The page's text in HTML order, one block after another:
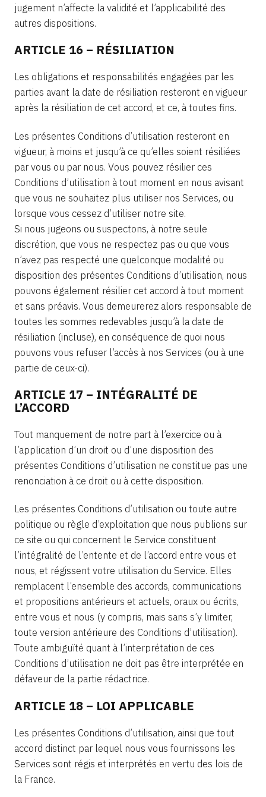
jugement n’affecte la validité et l’applicabilité des
autres dispositions.
ARTICLE 16 – RÉSILIATION
Les obligations et responsabilités engagées par les
parties avant la date de résiliation resteront en vigueur
après la résiliation de cet accord, et ce, à toutes fins.
Les présentes Conditions d’utilisation resteront en
vigueur, à moins et jusqu’à ce qu’elles soient résiliées
par vous ou par nous. Vous pouvez résilier ces
Conditions d’utilisation à tout moment en nous avisant
que vous ne souhaitez plus utiliser nos Services, ou
lorsque vous cessez d’utiliser notre site.
Si nous jugeons ou suspectons, à notre seule
discrétion, que vous ne respectez pas ou que vous
n’avez pas respecté une quelconque modalité ou
disposition des présentes Conditions d’utilisation, nous
pouvons également résilier cet accord à tout moment
et sans préavis. Vous demeurerez alors responsable de
toutes les sommes redevables jusqu’à la date de
résiliation (incluse), en conséquence de quoi nous
pouvons vous refuser l’accès à nos Services (ou à une
partie de ceux-ci).
ARTICLE 17 – INTÉGRALITÉ DE
L’ACCORD
Tout manquement de notre part à l’exercice ou à
l’application d’un droit ou d’une disposition des
présentes Conditions d’utilisation ne constitue pas une
renonciation à ce droit ou à cette disposition.
Les présentes Conditions d’utilisation ou toute autre
politique ou règle d’exploitation que nous publions sur
ce site ou qui concernent le Service constituent
l’intégralité de l’entente et de l’accord entre vous et
nous, et régissent votre utilisation du Service. Elles
remplacent l’ensemble des accords, communications
et propositions antérieurs et actuels, oraux ou écrits,
entre vous et nous (y compris, mais sans s’y limiter,
toute version antérieure des Conditions d’utilisation).
Toute ambiguïté quant à l’interprétation de ces
Conditions d’utilisation ne doit pas être interprétée en
défaveur de la partie rédactrice.
ARTICLE 18 – LOI APPLICABLE
Les présentes Conditions d’utilisation, ainsi que tout
accord distinct par lequel nous vous fournissons les
Services sont régis et interprétés en vertu des lois de
la France.